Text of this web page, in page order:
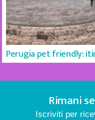
Perugia pet friendly:
Rimani
Iscriviti per